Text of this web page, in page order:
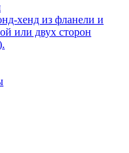
хенд из фланели и
или двух сторон